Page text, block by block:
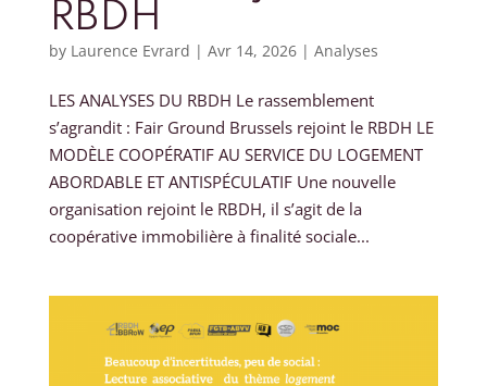
RBDH
by Laurence Evrard | Avr 14, 2026| Analyses
LES ANALYSES DU RBDH Le rassemblement
s’agrandit : Fair Ground Brussels rejoint le RBDH LE
MODÈLE COOPÉRATIF AU SERVICE DU LOGEMENT
ABORDABLE ET ANTISPÉCULATIF Une nouvelle
organisation rejoint le RBDH, il s’agit de la
coopérative immobilière à finalité sociale...